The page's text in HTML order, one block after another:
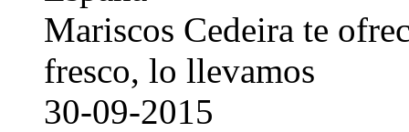
Mariscos Cedeira te
fresco, lo llevamos
30-09-2015